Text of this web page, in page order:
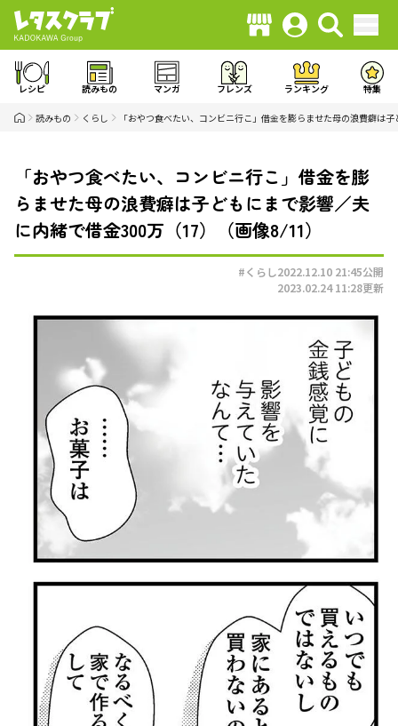
レシピ 読みもの マンガ フレンズ ランキング 特集
読みもの くらし 「おやつ食べたい、コンビニ行こ」借金を膨らませた母の浪費癖は
「おやつ食べたい、コンビニ行こ」借金を膨
らませた母の浪費癖は子どもにまで影響／夫
に内緒で借金300万（17）（画像8/11）
#くらし2022.12.10 21:45公開
2023.02.24 11:28更新